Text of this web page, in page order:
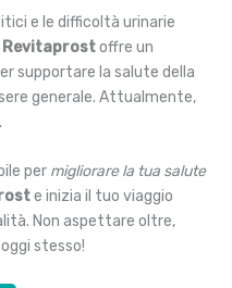
e le difficoltà urinarie
Revitaprostoffre un
supportare la salute della
generale. Attualmente,
.
per migliorare la tua salute
e inizia il tuo viaggio
Non aspettare oltre,
stesso!